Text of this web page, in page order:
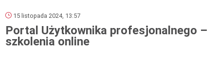
15 listopada 2024, 13:57
Portal Użytkownika profesjonalnego –
szkolenia online